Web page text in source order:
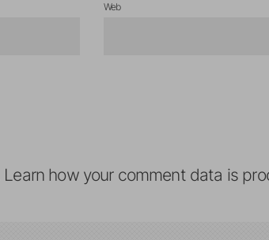
Web
Learn how your comment data is